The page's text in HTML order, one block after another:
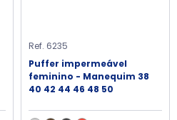
Ref. 6235
Puffer impermeável
feminino - Manequim 38
40 42 44 46 48 50